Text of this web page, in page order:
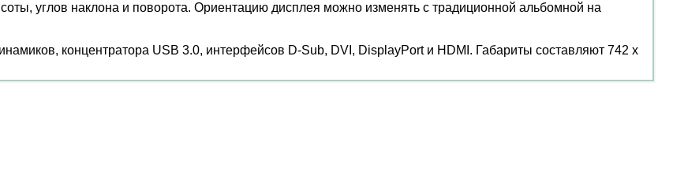
углов наклона и поворота. Ориентацию дисплея можно изменять с традиционной альбомной на
концентратора USB 3.0, интерфейсов D-Sub, DVI, DisplayPort и HDMI. Габариты составляют 742 х